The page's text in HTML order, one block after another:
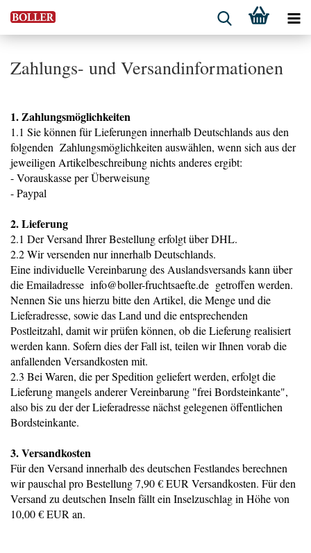
Zahlungs- und Versandinformationen
1. Zahlungsmöglichkeiten
1.1 Sie können für Lieferungen innerhalb Deutschlands aus den
folgenden Zahlungsmöglichkeiten auswählen, wenn sich aus der
jeweiligen Artikelbeschreibung nichts anderes ergibt:
- Vorauskasse per Überweisung
- Paypal
2. Lieferung
2.1 Der Versand Ihrer Bestellung erfolgt über DHL.
2.2 Wir versenden nur innerhalb Deutschlands.
Eine individuelle Vereinbarung des Auslandsversands kann über
die Emailadresse info@boller-fruchtsaefte.de getroffen werden.
Nennen Sie uns hierzu bitte den Artikel, die Menge und die
Lieferadresse, sowie das Land und die entsprechenden
Postleitzahl, damit wir prüfen können, ob die Lieferung realisiert
werden kann. Sofern dies der Fall ist, teilen wir Ihnen vorab die
anfallenden Versandkosten mit.
2.3 Bei Waren, die per Spedition geliefert werden, erfolgt die
Lieferung mangels anderer Vereinbarung "frei Bordsteinkante",
also bis zu der der Lieferadresse nächst gelegenen öffentlichen
Bordsteinkante.
3. Versandkosten
Für den Versand innerhalb des deutschen Festlandes berechnen
wir pauschal pro Bestellung 7,90 € EUR Versandkosten. Für den
Versand zu deutschen Inseln fällt ein Inselzuschlag in Höhe von
10,00 € EUR an.